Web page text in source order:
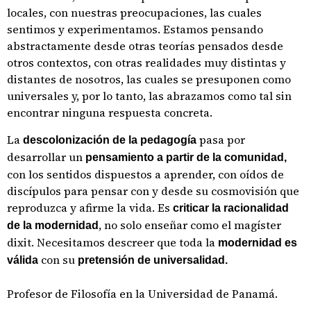
locales, con nuestras preocupaciones, las cuales
sentimos y experimentamos. Estamos pensando
abstractamente desde otras teorías pensados desde
otros contextos, con otras realidades muy distintas y
distantes de nosotros, las cuales se presuponen como
universales y, por lo tanto, las abrazamos como tal sin
encontrar ninguna respuesta concreta.
La descolonización de la pedagogía pasa por
desarrollar un pensamiento a partir de la comunidad,
con los sentidos dispuestos a aprender, con oídos de
discípulos para pensar con y desde su cosmovisión que
reproduzca y afirme la vida. Es criticar la racionalidad
de la modernidad , no solo enseñar como el magíster
dixit. Necesitamos descreer que toda la modernidad es
válida con su pretensión de universalidad.
Profesor de Filosofía en la Universidad de Panamá.